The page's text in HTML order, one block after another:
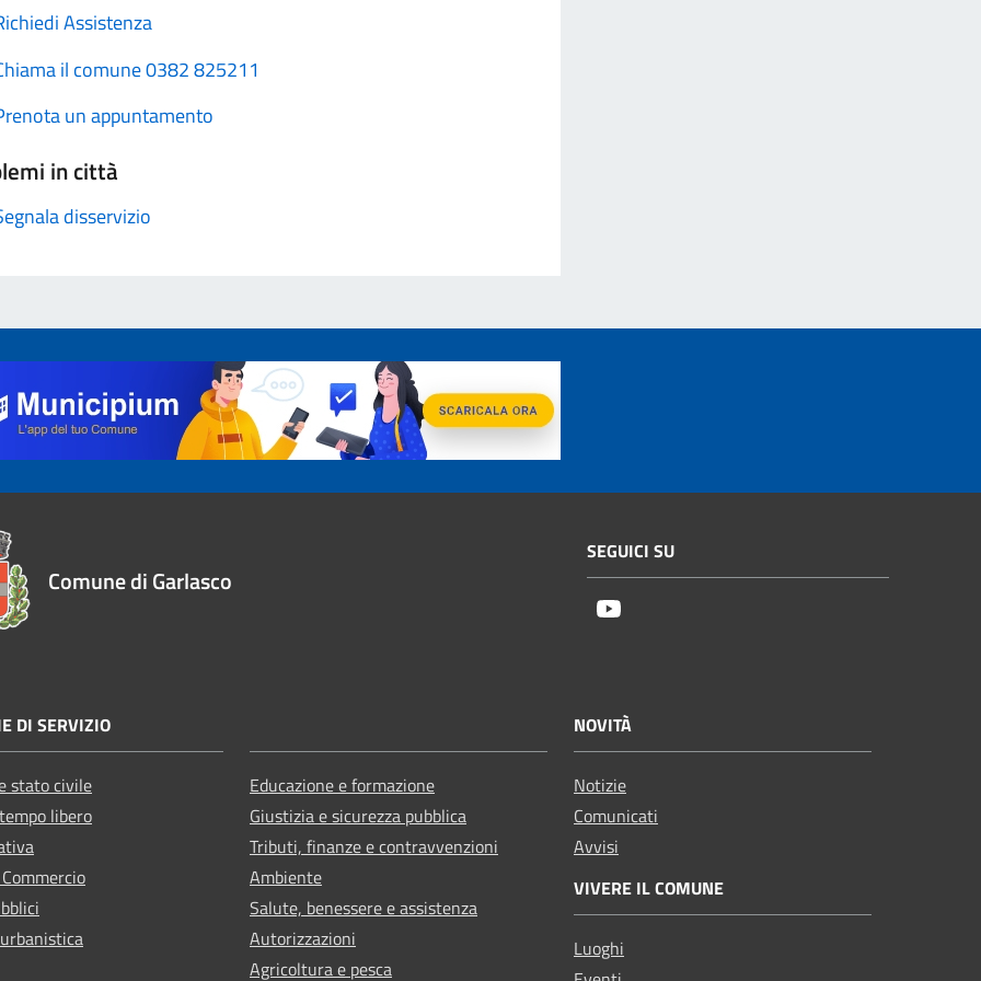
Assistenza
il comune 0382 825211
un appuntamento
in città
disservizio
Comune di Garlasco
SEGUICI SU
DI SERVIZIO
stato civile
libero
Educazione e formazione
Giustizia e sicurezza pubblica
Tributi, finanze e contravvenzioni
Ambiente
Salute, benessere e assistenza
Autorizzazioni
Agricoltura e pesca
NOVITÀ
Notizie
Comunicati
Avvisi
VIVERE IL COMUNE
Luoghi